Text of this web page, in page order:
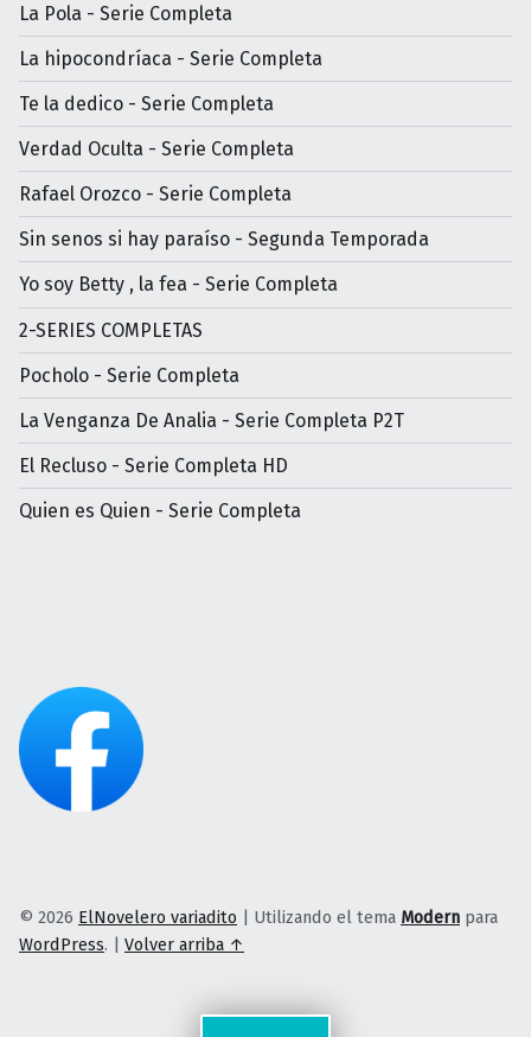
La Pola - Serie Completa
La hipocondríaca - Serie Completa
Te la dedico - Serie Completa
Verdad Oculta - Serie Completa
Rafael Orozco - Serie Completa
Sin senos si hay paraíso - Segunda Temporada
Yo soy Betty , la fea - Serie Completa
2-SERIES COMPLETAS
Pocholo - Serie Completa
La Venganza De Analia - Serie Completa P2T
El Recluso - Serie Completa HD
Quien es Quien - Serie Completa
© 2026 ElNovelero variadito | Utilizando el tema Modern para
WordPress. | Volver arriba ↑